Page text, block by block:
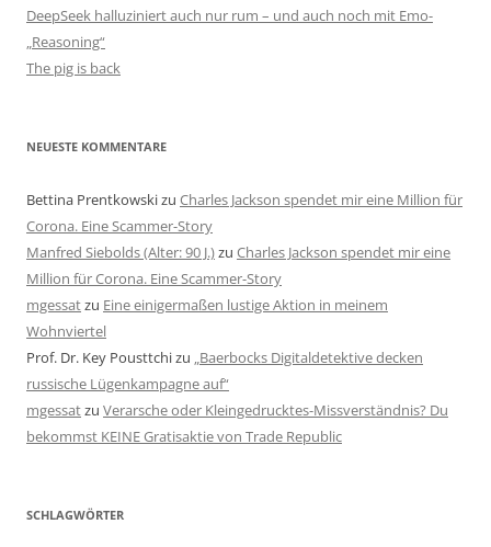
DeepSeek halluziniert auch nur rum – und auch noch mit Emo-
„Reasoning“
The pig is back
NEUESTE KOMMENTARE
Bettina Prentkowskizu Charles Jackson spendet mir eine Million für
Corona. Eine Scammer-Story
Manfred Siebolds (Alter: 90 J.)zu Charles Jackson spendet mir eine
Million für Corona. Eine Scammer-Story
mgessatzu Eine einigermaßen lustige Aktion in meinem
Wohnviertel
Prof. Dr. Key Pousttchizu „Baerbocks Digitaldetektive decken
russische Lügenkampagne auf“
mgessatzu Verarsche oder Kleingedrucktes-Missverständnis? Du
bekommst KEINE Gratisaktie von Trade Republic
SCHLAGWÖRTER